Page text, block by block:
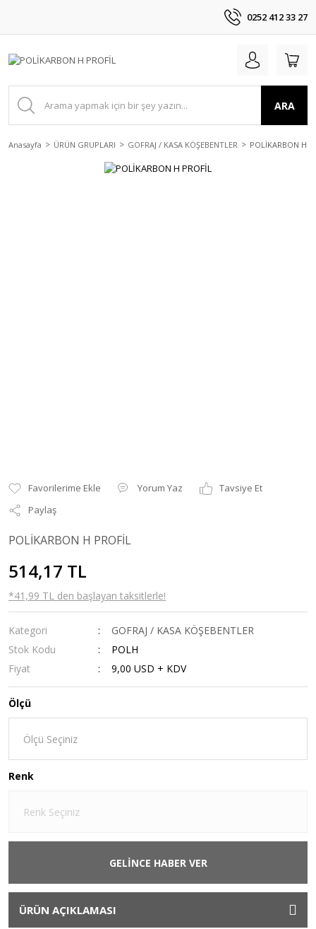
0252 412 33 27
ARA
Anasayfa ÜRÜN GRUPLARI GOFRAJ / KASA KÖŞEBENTLER POLİKARBON H
Yorum Yaz
Tavsiye Et
Paylaş
POLİKARBON H PROFİL
514,17 TL
*41,99 TL den başlayan taksitlerle!
Kategori
GOFRAJ / KASA KÖŞEBENTLER
Stok Kodu
POLH
Fiyat
9,00 USD + KDV
Ölçü
Renk
GELİNCE HABER VER
ÜRÜN AÇIKLAMASI